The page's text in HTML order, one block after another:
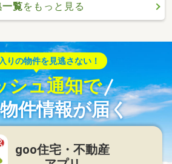
覧をもっと見る
りの物件を見逃さない！
シュ通知で
件情報が届く
goo住宅・不動産